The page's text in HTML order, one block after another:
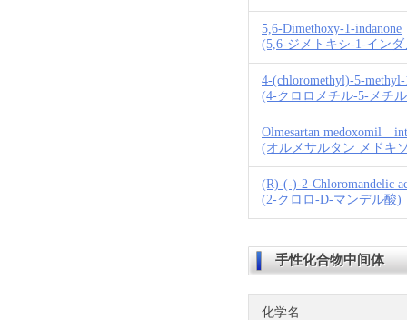
5,6-Dimethoxy-1-indanone
(5,6-ジメトキシ-1-イン
4-(chloromethyl)-5-
(4-クロロメチル-5-メチ
Olmesartan medoxomil
(オルメサルタン メドキ
(R)-(-)-2-Chloromandelic
(2-クロロ-D-マンデル酸)
手性化合物中间体
化学名